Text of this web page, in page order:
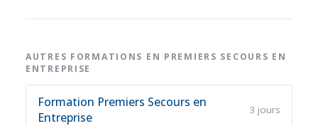
AUTRES FORMATIONS EN PREMIERS SECOURS EN
ENTREPRISE
Formation Premiers Secours en
Entreprise
3 jours